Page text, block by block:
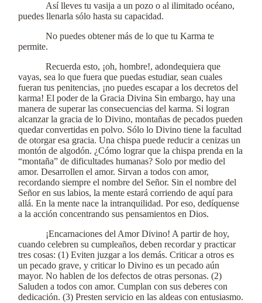
Así lleves tu vasija a un pozo o al ilimitado océano,
puedes llenarla sólo hasta su capacidad.
No puedes obtener más de lo que tu Karma te
permite.
Recuerda esto, ¡oh, hombre!, adondequiera que
vayas, sea lo que fuera que puedas estudiar, sean cuales
fueran tus penitencias, ¡no puedes escapar a los decretos del
karma! El poder de la Gracia Divina Sin embargo, hay una
manera de superar las consecuencias del karma. Si logran
alcanzar la gracia de lo Divino, montañas de pecados pueden
quedar convertidas en polvo. Sólo lo Divino tiene la facultad
de otorgar esa gracia. Una chispa puede reducir a cenizas un
montón de algodón. ¿Cómo lograr que la chispa prenda en la
“montaña” de dificultades humanas? Solo por medio del
amor. Desarrollen el amor. Sirvan a todos con amor,
recordando siempre el nombre del Señor. Sin el nombre del
Señor en sus labios, la mente estará corriendo de aquí para
allá. En la mente nace la intranquilidad. Por eso, dedíquense
a la acción concentrando sus pensamientos en Dios.
¡Encarnaciones del Amor Divino! A partir de hoy,
cuando celebren su cumpleaños, deben recordar y practicar
tres cosas: (1) Eviten juzgar a los demás. Criticar a otros es
un pecado grave, y criticar lo Divino es un pecado aún
mayor. No hablen de los defectos de otras personas. (2)
Saluden a todos con amor. Cumplan con sus deberes con
dedicación. (3) Presten servicio en las aldeas con entusiasmo.